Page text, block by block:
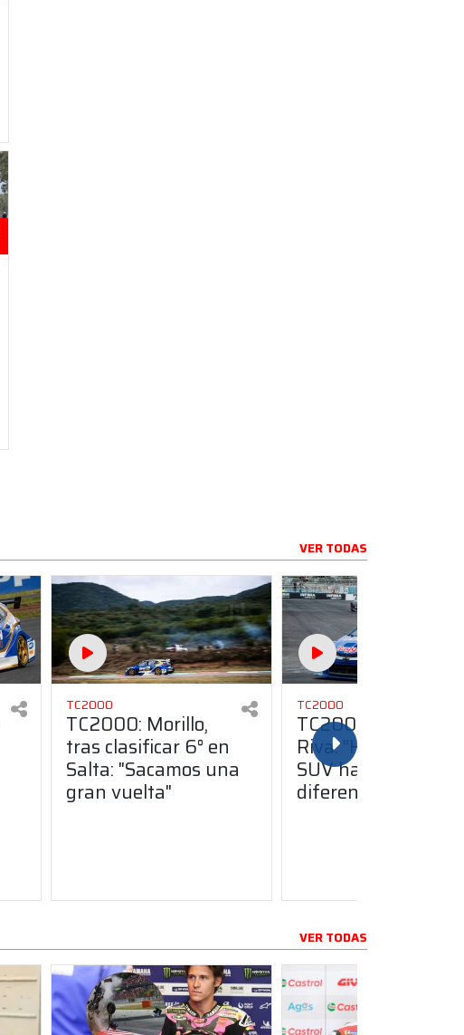
VER TODAS
TC2000
TC2000: Morillo,
tras clasificar 6° en
Salta: "Sacamos una
gran vuelta"
TC2000
TC2000: Franco
Riva: “Hoy en día
SUV hacen la
diferencia”
VER TODAS